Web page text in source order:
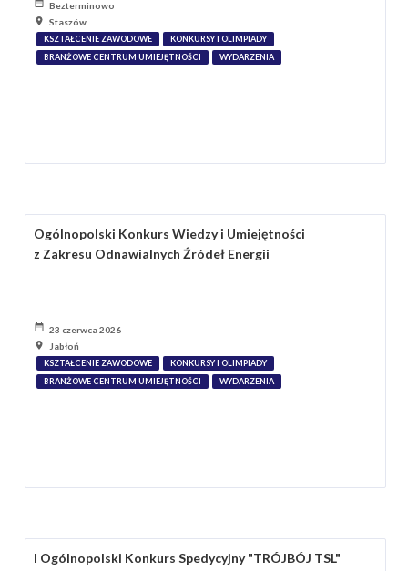
Bezterminowo
Staszów
KSZTAŁCENIE ZAWODOWE
KONKURSY I OLIMPIADY
BRANŻOWE CENTRUM UMIEJĘTNOŚCI
WYDARZENIA
Ogólnopolski Konkurs Wiedzy i Umiejętności
z Zakresu Odnawialnych Źródeł Energii
23 czerwca 2026
Jabłoń
KSZTAŁCENIE ZAWODOWE
KONKURSY I OLIMPIADY
BRANŻOWE CENTRUM UMIEJĘTNOŚCI
WYDARZENIA
I Ogólnopolski Konkurs Spedycyjny "TRÓJBÓJ TSL"